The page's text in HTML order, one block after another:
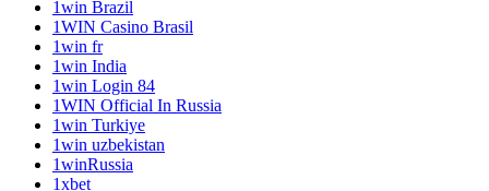
1win Brazil
1WIN Casino Brasil
1win fr
1win India
1win Login 84
1WIN Official In Russia
1win Turkiye
1win uzbekistan
1winRussia
1xbet